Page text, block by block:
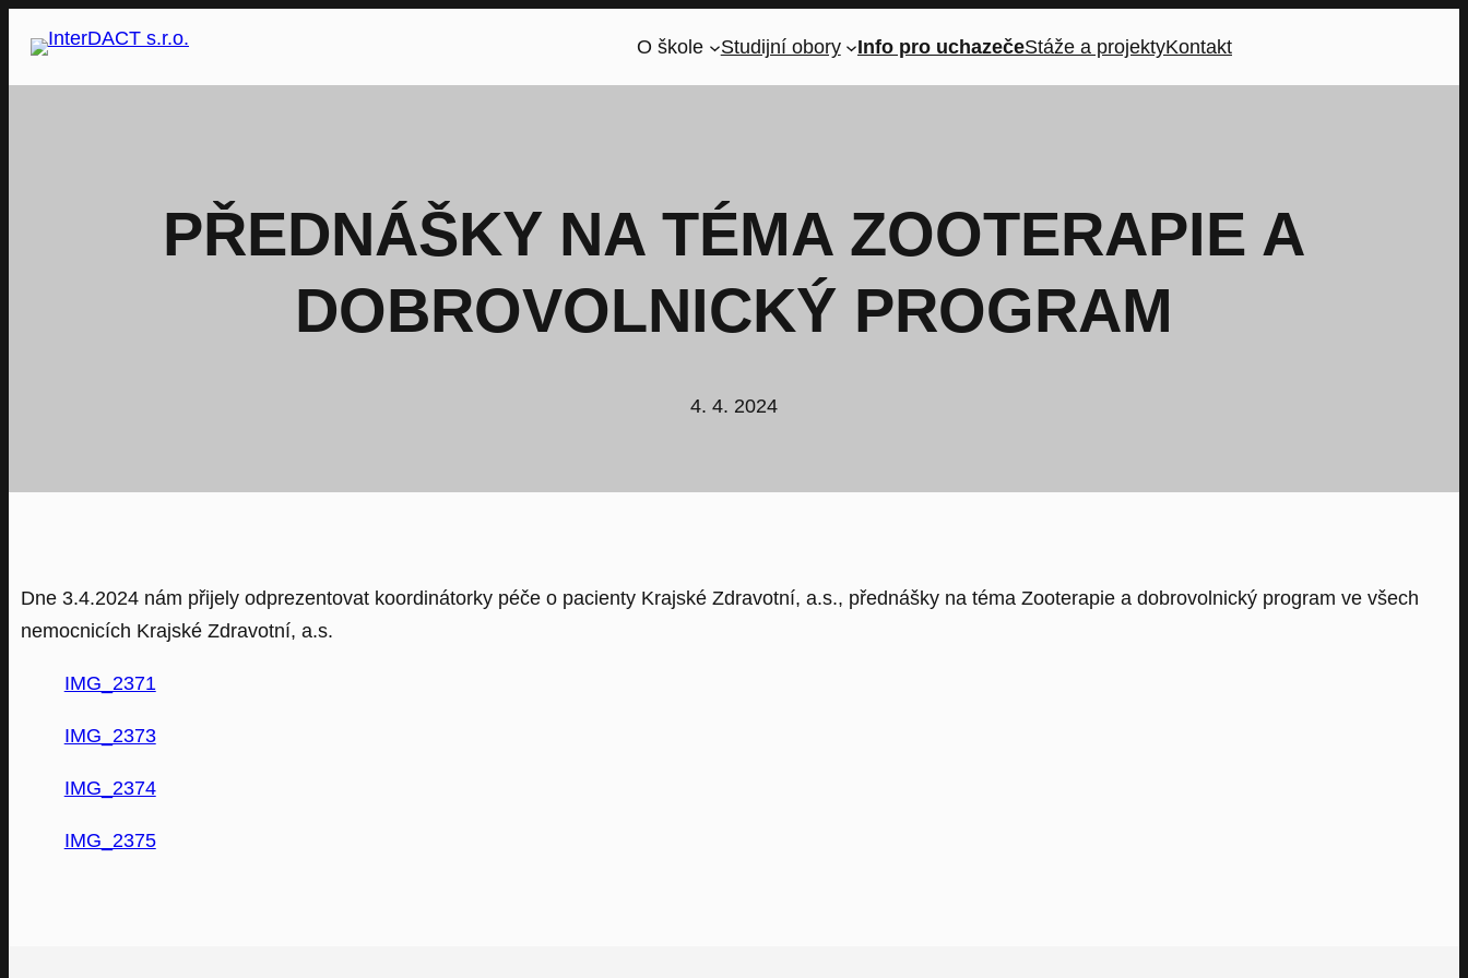
obsah
O škole Studijní obory Info pro uchazečeStáže a projektyKontakt
PŘEDNÁŠKY NA TÉMA ZOOTERAPIE A
DOBROVOLNICKÝ PROGRAM
4. 4. 2024
Dne 3.4.2024 nám přijely odprezentovat koordinátorky péče o pacienty Krajské Zdravotní, a.s., přednášky na téma Zooterapie a dobrovolnický program ve všech
nemocnicích Krajské Zdravotní, a.s.
IMG_2371
IMG_2373
IMG_2374
IMG_2375